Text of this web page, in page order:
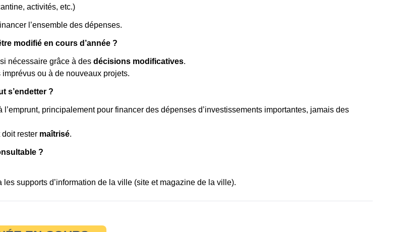
activités, etc.)
l’ensemble des dépenses.
modifié en cours d’année ?
nécessaire grâce à des décisions modificatives.
ou à de nouveaux projets.
s’endetter ?
principalement pour financer des dépenses d’investissements importantes, jamais des
rester maîtrisé.
?
les supports d’information de la ville (site et magazine de la ville).